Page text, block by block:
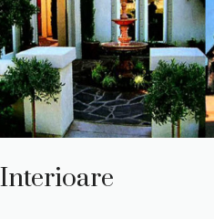
Interioare